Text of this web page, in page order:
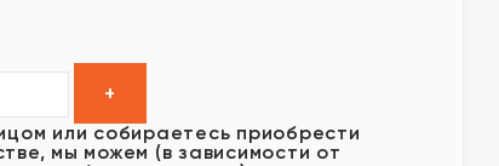
или собираетесь приобрести
мы можем (в зависимости от